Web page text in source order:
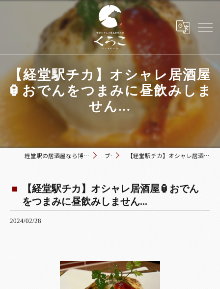
【経堂駅チカ】オシャレ居酒屋
🏮おでんをつまみに昼飲みしま
せん...
経堂駅の居酒屋なら博多おでんと黒毛和牛の店 くろこ ブログ 【経堂駅チカ】オシャレ居酒屋🏮おでんをつまみに昼飲みしません...
【経堂駅チカ】オシャレ居酒屋🏮おでん
をつまみに昼飲みしません...
2024/02/28